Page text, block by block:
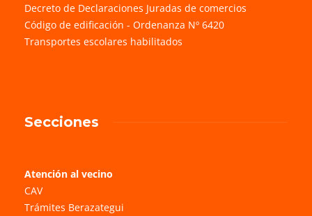
Decreto de Declaraciones Juradas de comercios
Código de edificación - Ordenanza Nº 6420
Transportes escolares habilitados
Secciones
Atención al vecino
CAV
Trámites Berazategui